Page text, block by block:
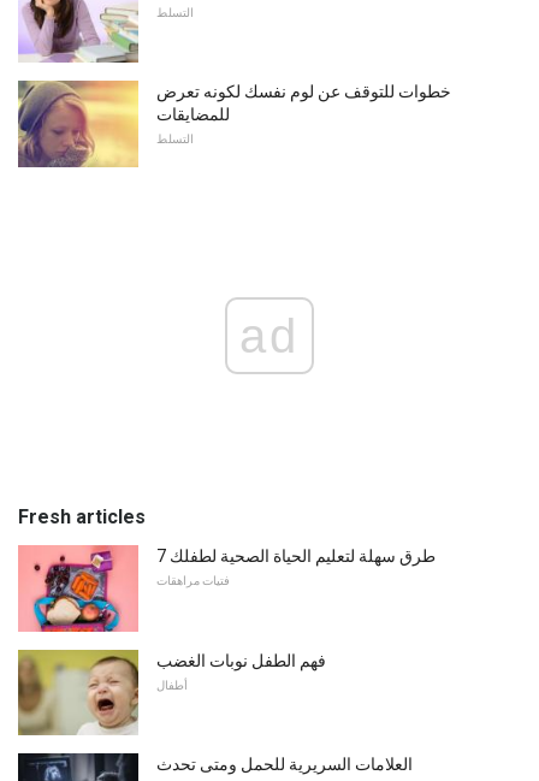
التسلط
خطوات للتوقف عن لوم نفسك لكونه تعرض
للمضايقات
التسلط
ad
Fresh articles
7 طرق سهلة لتعليم الحياة الصحية لطفلك
فتيات مراهقات
فهم الطفل نوبات الغضب
أطفال
العلامات السريرية للحمل ومتى تحدث